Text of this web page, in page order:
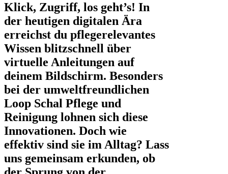
Klick, Zugriff, los geht’s! In
der heutigen digitalen Ära
erreichst du pflegerelevantes
Wissen blitzschnell über
virtuelle Anleitungen auf
deinem Bildschirm. Besonders
bei der umweltfreundlichen
Loop Schal Pflege und
Reinigung lohnen sich diese
Innovationen. Doch wie
effektiv sind sie im Alltag? Lass
uns gemeinsam erkunden, ob